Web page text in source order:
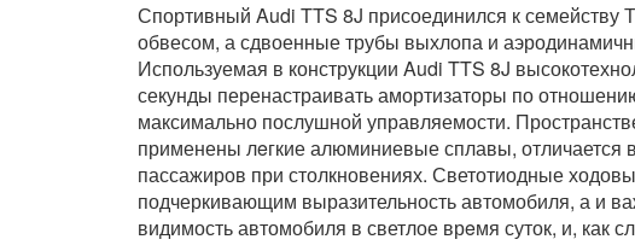
Спортивный Audi TTS 8J присоединился к семейству
обвесом, а сдвоенные трубы выхлопа и
Используемая в конструкции Audi TTS 8J
секунды перенастраивать амортизаторы по
максимально послушной управляемости.
применены лeгкие алюминиевые сплавы, отличается
пассажиров при столкновениях. Светотиодные
подчеркивающим выразительность автомобиля, а
видимость автомобиля в светлое врeмя суток, и, как